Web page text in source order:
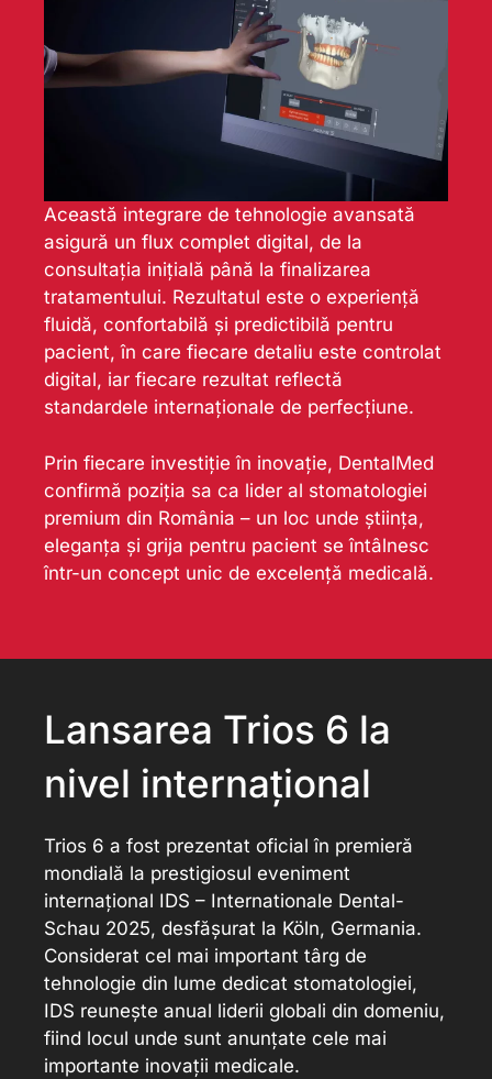
Această integrare de tehnologie avansată
asigură un flux complet digital, de la
consultația inițială până la finalizarea
tratamentului. Rezultatul este o experiență
fluidă, confortabilă și predictibilă pentru
pacient, în care fiecare detaliu este controlat
digital, iar fiecare rezultat reflectă
standardele internaționale de perfecțiune.
Prin fiecare investiție în inovație, DentalMed
confirmă poziția sa ca lider al stomatologiei
premium din România – un loc unde știința,
eleganța și grija pentru pacient se întâlnesc
într-un concept unic de excelență medicală.
Lansarea Trios 6 la
nivel internațional
Trios 6 a fost prezentat oficial în premieră
mondială la prestigiosul eveniment
internațional IDS – Internationale Dental-
Schau 2025, desfășurat la Köln, Germania.
Considerat cel mai important târg de
tehnologie din lume dedicat stomatologiei,
IDS reunește anual liderii globali din domeniu,
fiind locul unde sunt anunțate cele mai
importante inovații medicale.